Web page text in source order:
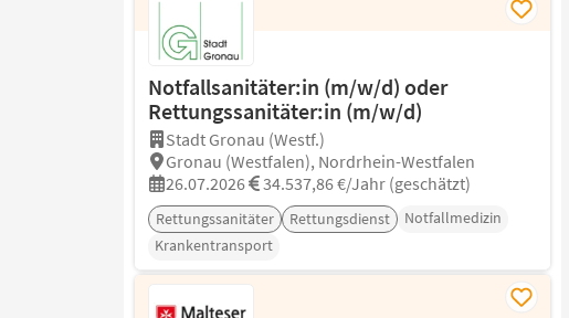
Notfallsanitäter:in (m/w/d) oder
Rettungssanitäter:in (m/w/d)
Stadt Gronau (Westf.)
Gronau (Westfalen), Nordrhein-Westfalen
26.07.2026
34.537,86 €/Jahr (geschätzt)
Rettungssanitäter Rettungsdienst
Notfallmedizin
Krankentransport